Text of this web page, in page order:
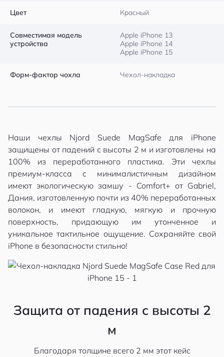
Цвет Красный
Совместимая модель
устройства
Apple iPhone 13
Apple iPhone 14
Apple iPhone 15
Форм-фактор чохла Чехол-накладка
Наши чехлы Njord Suede MagSafe для iPhone
защищены от падений с высоты 2 м и изготовлены на
100% из переработанного пластика. Эти чехлы
премиум-класса с минималистичным дизайном
имеют экологическую замшу - Comfort+ от Gabriel,
Дания, изготовленную почти из 40% переработанных
волокон, и имеют гладкую, мягкую и прочную
поверхность, придающую им утонченное и
уникальное тактильное ощущение. Сохраняйте свой
iPhone в безопасности стильно!
Защита от падения с высоты 2
м
Благодаря толщине всего 2 мм этот кейс